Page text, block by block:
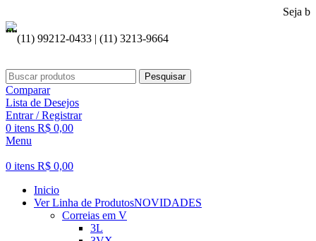
Seja bem vindo
(11) 99212-0433 | (11) 3213-9664
Pesquisar
Comparar
Lista de Desejos
Entrar / Registrar
0 itens R$ 0,00
Menu
0 itens R$ 0,00
Inicio
Ver Linha de ProdutosNOVIDADES
Correias em V
3L